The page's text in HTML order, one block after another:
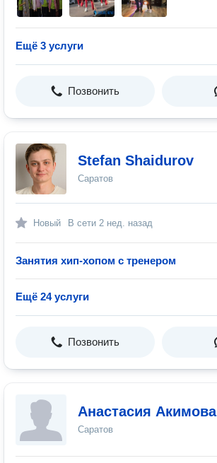
Ещё 3 услуги
Позвонить
Stefan Shaidurov
Саратов
Новый В сети 2 нед. назад
Занятия хип-хопом с тренером
Ещё 24 услуги
Позвонить
Анастасия Акимова
Саратов